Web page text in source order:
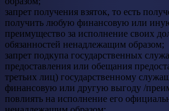
запрет получения взяток, то есть
получить любую финансовую или
преимущество за исполнение своих
обязанностей ненадлежащим образом;
запрет подкупа государственных
предоставления или обещания
третьих лиц) государственному
финансовую или другую выгоду /
повлиять на исполнение его